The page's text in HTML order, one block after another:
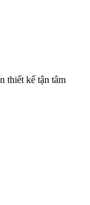
thiết kế tận tâm